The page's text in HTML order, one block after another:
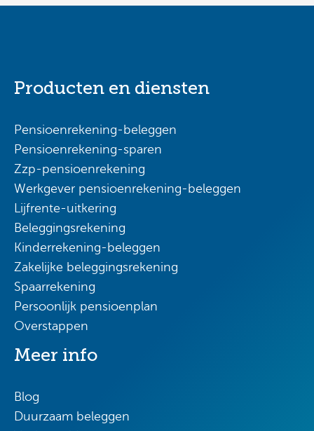
Producten en diensten
Pensioenrekening-beleggen
Pensioenrekening-sparen
Zzp-pensioenrekening
Werkgever pensioenrekening-beleggen
Lijfrente-uitkering
Beleggingsrekening
Kinderrekening-beleggen
Zakelijke beleggingsrekening
Spaarrekening
Persoonlijk pensioenplan
Overstappen
Meer info
Blog
Duurzaam beleggen